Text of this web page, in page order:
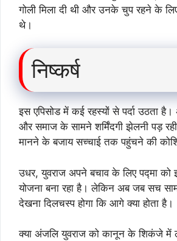
गोली मिला दी थी और उनके चुप रहने के
थे।
निष्कर्ष
इस एपिसोड में कई रहस्यों से पर्दा उठता है।
और समाज के सामने शर्मिंदगी झेलनी पड़
मानने के बजाय सच्चाई तक पहुंचने की
उधर, युवराज अपने बचाव के लिए पद्मा को
योजना बना रहा है। लेकिन अब जब सच
देखना दिलचस्प होगा कि आगे क्या होता है।
क्या अंजलि युवराज को कानून के शिकंजे में